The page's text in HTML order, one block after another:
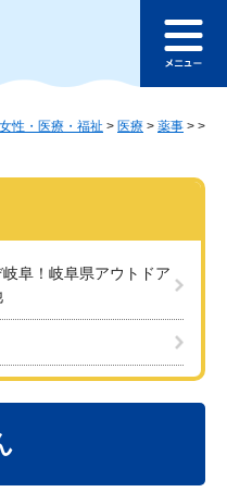
文へ
ュ
性・医療・福祉 > 医療 > 薬事 > >
阜！岐阜県アウトドア